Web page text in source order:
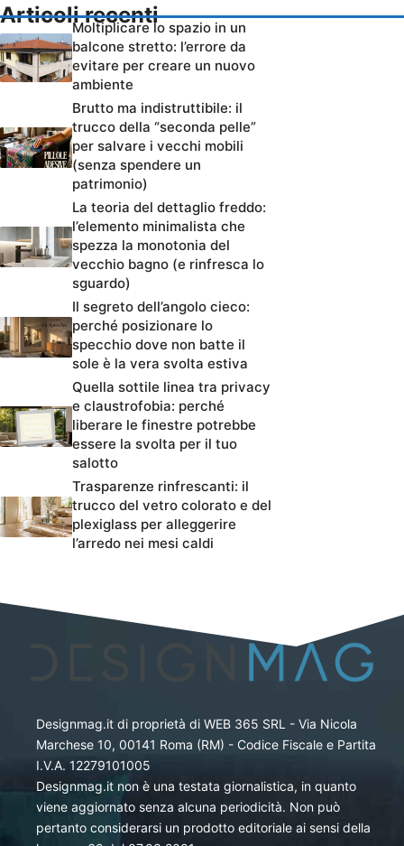
Articoli recenti
Moltiplicare lo spazio in un
balcone stretto: l’errore da
evitare per creare un nuovo
ambiente
Brutto ma indistruttibile: il
trucco della “seconda pelle”
per salvare i vecchi mobili
(senza spendere un
patrimonio)
La teoria del dettaglio freddo:
l’elemento minimalista che
spezza la monotonia del
vecchio bagno (e rinfresca lo
sguardo)
Il segreto dell’angolo cieco:
perché posizionare lo
specchio dove non batte il
sole è la vera svolta estiva
Quella sottile linea tra privacy
e claustrofobia: perché
liberare le finestre potrebbe
essere la svolta per il tuo
salotto
Trasparenze rinfrescanti: il
trucco del vetro colorato e del
plexiglass per alleggerire
l’arredo nei mesi caldi
Designmag.it di proprietà di WEB 365 SRL - Via Nicola
Marchese 10, 00141 Roma (RM) - Codice Fiscale e Partita
I.V.A. 12279101005
Designmag.it non è una testata giornalistica, in quanto
viene aggiornato senza alcuna periodicità. Non può
pertanto considerarsi un prodotto editoriale ai sensi della